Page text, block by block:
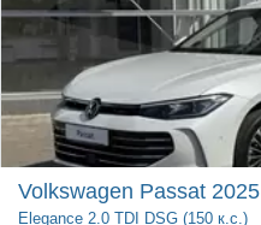
Volkswagen Passat 2025
Elegance 2.0 TDI DSG (150 к.с.)